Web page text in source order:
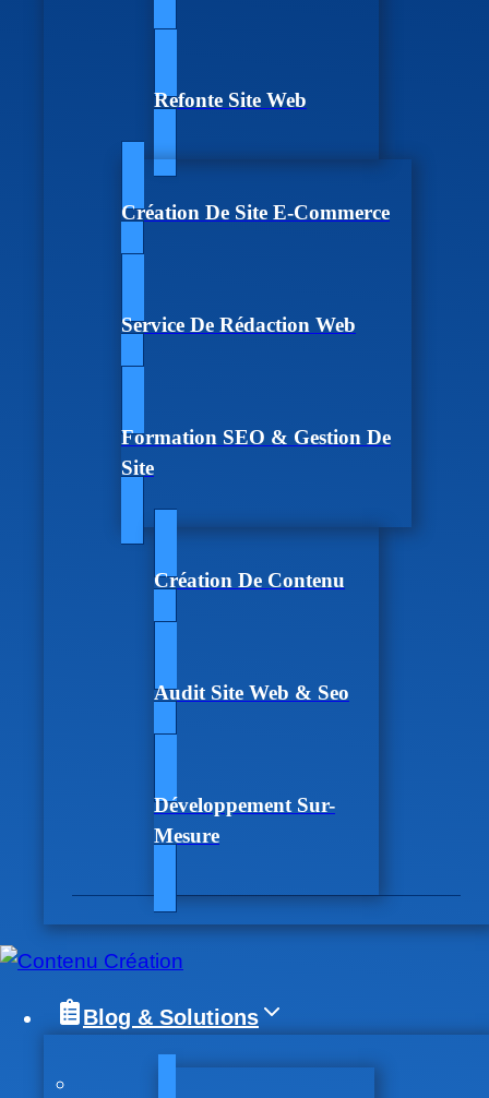
Refonte Site Web
Création De Site E-Commerce
Service De Rédaction Web
Formation SEO & Gestion De
Site
Création De Contenu
Audit Site Web & Seo
Développement Sur-
Mesure
Blog & Solutions